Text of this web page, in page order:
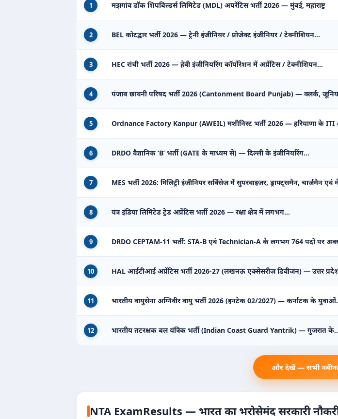
1 मझगांव डॉक शिपबिल्डर्स लिमिटेड (MDL) अपरेंटिस भर्ती 2026 — मुंबई, महाराष्ट्र
2 BEL कोटद्वार भर्ती 2026 — ट्रेनी इंजीनियर / प्रोजेक्ट इंजीनियर / टेक्नीशियन…
3 HEC रांची भर्ती 2026 — हेवी इंजीनियरिंग कॉर्पोरेशन में अप्रेंटिस / टेक्नीशियन…
4 पंजाब छावनी परिषद भर्ती 2026 (Cantonment Board Punjab) — क्लर्क,
5 Ordnance Factory Kanpur (AWEIL) मशीनिस्ट भर्ती 2026 — हरियाणा के ITI
6 DRDO वैज्ञानिक ‘B’ भर्ती (GATE के माध्यम से) — दिल्ली के इंजीनियरिंग…
7 MES भर्ती 2026: मिलिट्री इंजीनियर सर्विसेज में सुपरवाइजर, ड्राफ्ट्समैन, चार्जमैन एवं
8 यंत्र इंडिया लिमिटेड ट्रेड अप्रेंटिस भर्ती 2026 — रक्षा क्षेत्र में लगभग…
9 DRDO CEPTAM-11 भर्ती: STA-B एवं Technician-A के लगभग 764 पदों पर
10 HAL आईटीआई अप्रेंटिस भर्ती 2026-27 (लखनऊ एक्सेसरीज़ डिवीजन) — उत्तर
11 भारतीय वायुसेना अग्निवीर वायु भर्ती 2026 (इनटेक 02/2027) — कर्नाटक के
12 भारतीय तटरक्षक बल यंत्रिक भर्ती (Indian Coast Guard Yantrik) — गुजरात
और देखें — सभी
NTA ExamResults — भारत का भरोसेमंद सरकारी नौकरी